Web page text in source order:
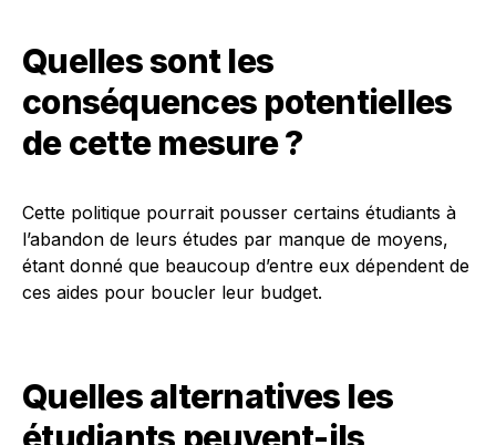
Quelles sont les
conséquences potentielles
de cette mesure ?
Cette politique pourrait pousser certains étudiants à
l’abandon de leurs études par manque de moyens,
étant donné que beaucoup d’entre eux dépendent de
ces aides pour boucler leur budget.
Quelles alternatives les